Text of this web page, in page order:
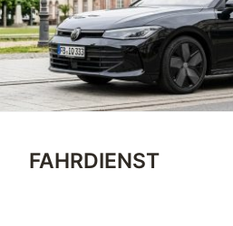
FAHRDIENST